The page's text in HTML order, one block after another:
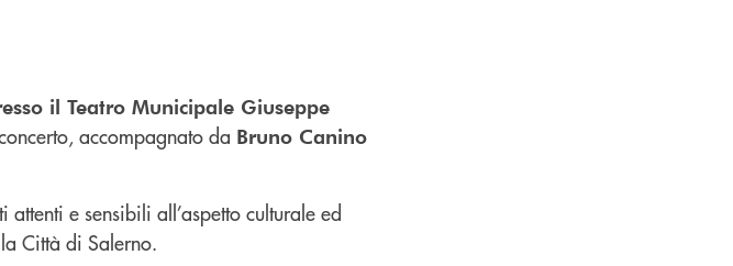
il Teatro Municipale Giuseppe
accompagnato da Bruno Canino
e sensibili all’aspetto culturale ed
Città di Salerno.